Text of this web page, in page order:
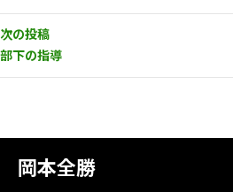
岡本全勝
次の投稿
部下の指導